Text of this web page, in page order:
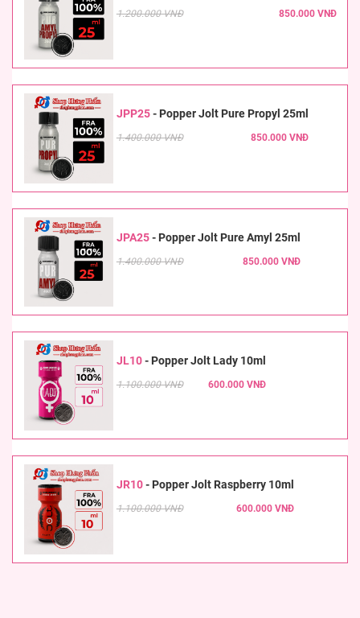
1.200.000 VNĐ 850.000 VNĐ
JPP25- Popper Jolt Pure Propyl 25ml
1.400.000 VNĐ 850.000 VNĐ
JPA25- Popper Jolt Pure Amyl 25ml
1.400.000 VNĐ 850.000 VNĐ
JL10- Popper Jolt Lady 10ml
1.100.000 VNĐ 600.000 VNĐ
JR10- Popper Jolt Raspberry 10ml
1.100.000 VNĐ 600.000 VNĐ